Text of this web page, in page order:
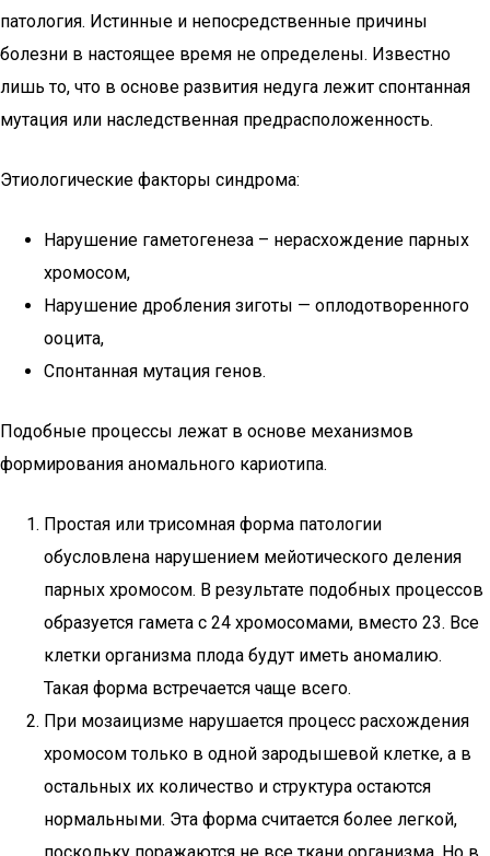
патология. Истинные и непосредственные причины
болезни в настоящее время не определены. Известно
лишь то, что в основе развития недуга лежит спонтанная
мутация или наследственная предрасположенность.
Этиологические факторы синдрома:
Нарушение гаметогенеза – нерасхождение парных
хромосом,
Нарушение дробления зиготы — оплодотворенного
ооцита,
Спонтанная мутация генов.
Подобные процессы лежат в основе механизмов
формирования аномального кариотипа.
Простая или трисомная форма патологии
обусловлена нарушением мейотического деления
парных хромосом. В результате подобных процессов
образуется гамета с 24 хромосомами, вместо 23. Все
клетки организма плода будут иметь аномалию.
Такая форма встречается чаще всего.
При мозаицизме нарушается процесс расхождения
хромосом только в одной зародышевой клетке, а в
остальных их количество и структура остаются
нормальными. Эта форма считается более легкой,